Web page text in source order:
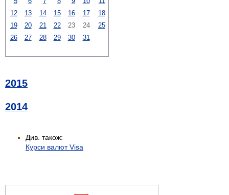
12
13 14 15 16 17
18
19
20 21 22 23 24
25
26
27 28 29 30 31
2015
2014
Див. також:
Курси валют Visa